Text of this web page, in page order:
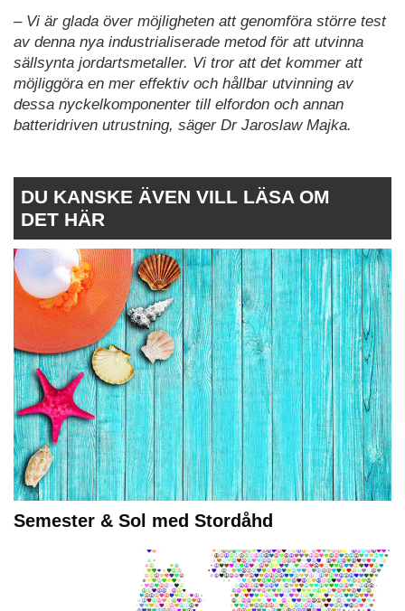
– Vi är glada över möjligheten att genomföra större test
av denna nya industrialiserade metod för att utvinna
sällsynta jordartsmetaller. Vi tror att det kommer att
möjliggöra en mer effektiv och hållbar utvinning av
dessa nyckelkomponenter till elfordon och annan
batteridriven utrustning, säger Dr Jaroslaw Majka.
DU KANSKE ÄVEN VILL LÄSA OM
DET HÄR
Semester & Sol med Stordåhd